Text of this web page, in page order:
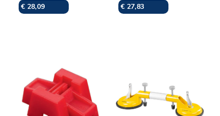
€ 28,09 € 27,83